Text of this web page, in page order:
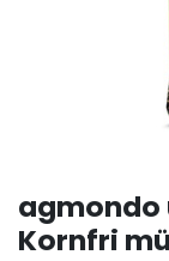
agmondo
Kornfri